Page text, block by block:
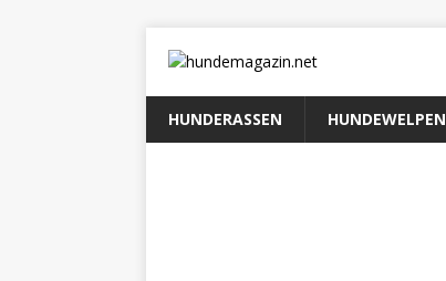
HUNDERASSEN HUNDEWELPEN